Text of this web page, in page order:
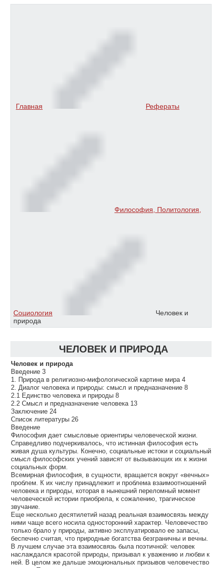
Главная Рефераты
Философия, Политология,
Социология
Человек и
природа
ЧЕЛОВЕК И ПРИРОДА
Человек и природа
Введение 3
1. Природа в религиозно-мифологической картине мира 4
2. Диалог человека и природы: смысл и предназначение 8
2.1 Единство человека и природы 8
2.2 Смысл и предназначение человека 13
Заключение 24
Список литературы 26
Введение
Философия дает смысловые ориентиры человеческой жизни.
Справедливо подчеркивалось, что истинная философия есть
живая душа культуры. Конечно, социальные истоки и социальный
смысл философских учений зависят от вызывающих их к жизни
социальных форм.
Всемирная философия, в сущности, вращается вокруг «вечных»
проблем. К их числу принадлежит и проблема взаимоотношений
человека и природы, которая в нынешний переломный момент
человеческой истории приобрела, к сожалению, трагическое
звучание.
Еще несколько десятилетий назад реальная взаимосвязь между
ними чаще всего носила односторонний характер. Человечество
только брало у природы, активно эксплуатировало ее запасы,
беспечно считая, что природные богатства безграничны и вечны.
В лучшем случае эта взаимосвязь была поэтичной: человек
наслаждался красотой природы, призывал к уважению и любви к
ней. В целом же дальше эмоциональных призывов человечество